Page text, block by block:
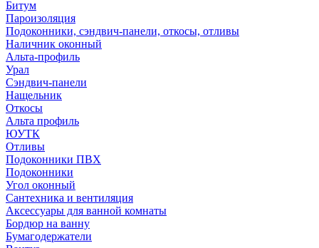
Битум
Пароизоляция
Подоконники, сэндвич-панели, откосы, отливы
Наличник оконный
Альта-профиль
Урал
Сэндвич-панели
Нащельник
Откосы
Альта профиль
ЮУТК
Отливы
Подоконники ПВХ
Подоконники
Угол оконный
Сантехника и вентиляция
Аксессуары для ванной комнаты
Бордюр на ванну
Бумагодержатели